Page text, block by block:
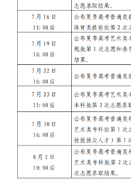
Русский язык
Deutsch Português